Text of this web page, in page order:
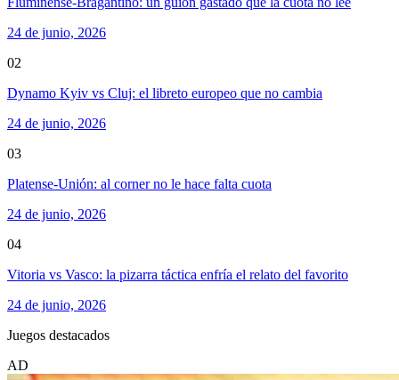
24 de junio, 2026
02
Dynamo Kyiv vs Cluj: el libreto europeo que no cambia
24 de junio, 2026
03
Platense-Unión: al corner no le hace falta cuota
24 de junio, 2026
04
Vitoria vs Vasco: la pizarra táctica enfría el relato del favorito
24 de junio, 2026
Juegos destacados
AD